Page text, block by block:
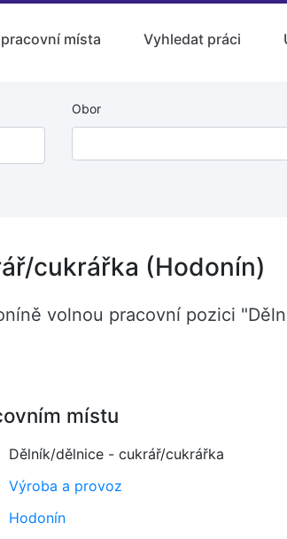
místa Vyhledat práci
Obor
cukrářka (Hodonín)
volnou pracovní pozici
místu
Dělník/dělnice - cukrář/cukrářka
Výroba a provoz
Hodonín